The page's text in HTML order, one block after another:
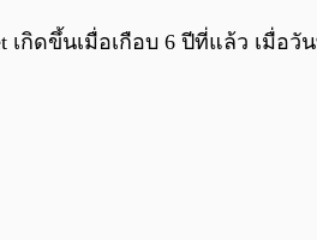
ดขึ้นเมื่อเกือบ 6 ปีที่แล้ว เมื่อ